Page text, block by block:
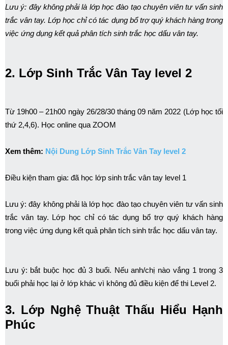
Lưu ý: đây không phải là lớp học đào tạo chuyên viên tư vấn sinh
trắc vân tay. Lớp học chỉ có tác dụng bổ trợ quý khách hàng trong
việc ứng dụng kết quả phân tích sinh trắc học dấu vân tay.
2. Lớp Sinh Trắc Vân Tay level 2
Từ 19h00 – 21h00 ngày 26/28/30 tháng 09 năm 2022 (Lớp học tối
thứ 2,4,6). Học online qua ZOOM
Xem thêm: Nội Dung Lớp Sinh Trắc Vân Tay level 2
Điều kiện tham gia: đã học lớp sinh trắc vân tay level 1
Lưu ý: đây không phải là lớp học đào tạo chuyên viên tư vấn sinh
trắc vân tay. Lớp học chỉ có tác dụng bổ trợ quý khách hàng
trong việc ứng dụng kết quả phân tích sinh trắc học dấu vân tay.
Lưu ý: bắt buộc học đủ 3 buổi. Nếu anh/chị nào vắng 1 trong 3
buổi phải học lại ở lớp khác vì không đủ điều kiện để thi Level 2.
3. Lớp Nghệ Thuật Thấu Hiểu Hạnh
Phúc